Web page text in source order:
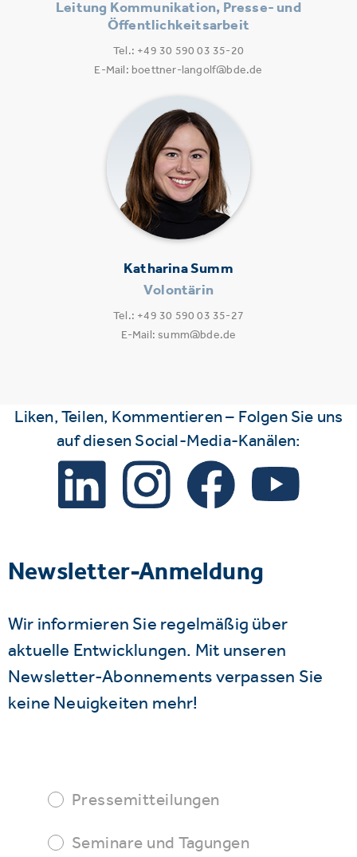
Leitung Kommunikation, Presse- und
Öffentlichkeitsarbeit
Tel.: +49 30 590 03 35-20
E-Mail: boettner-langolf@bde.de
Katharina Summ
Volontärin
Tel.: +49 30 590 03 35-27
E-Mail: summ@bde.de
Liken, Teilen, Kommentieren – Folgen Sie uns
auf diesen Social-Media-Kanälen:
Newsletter-Anmeldung
Wir informieren Sie regelmäßig über
aktuelle Entwicklungen. Mit unseren
Newsletter-Abonnements verpassen Sie
keine Neuigkeiten mehr!
Pressemitteilungen
Seminare und Tagungen